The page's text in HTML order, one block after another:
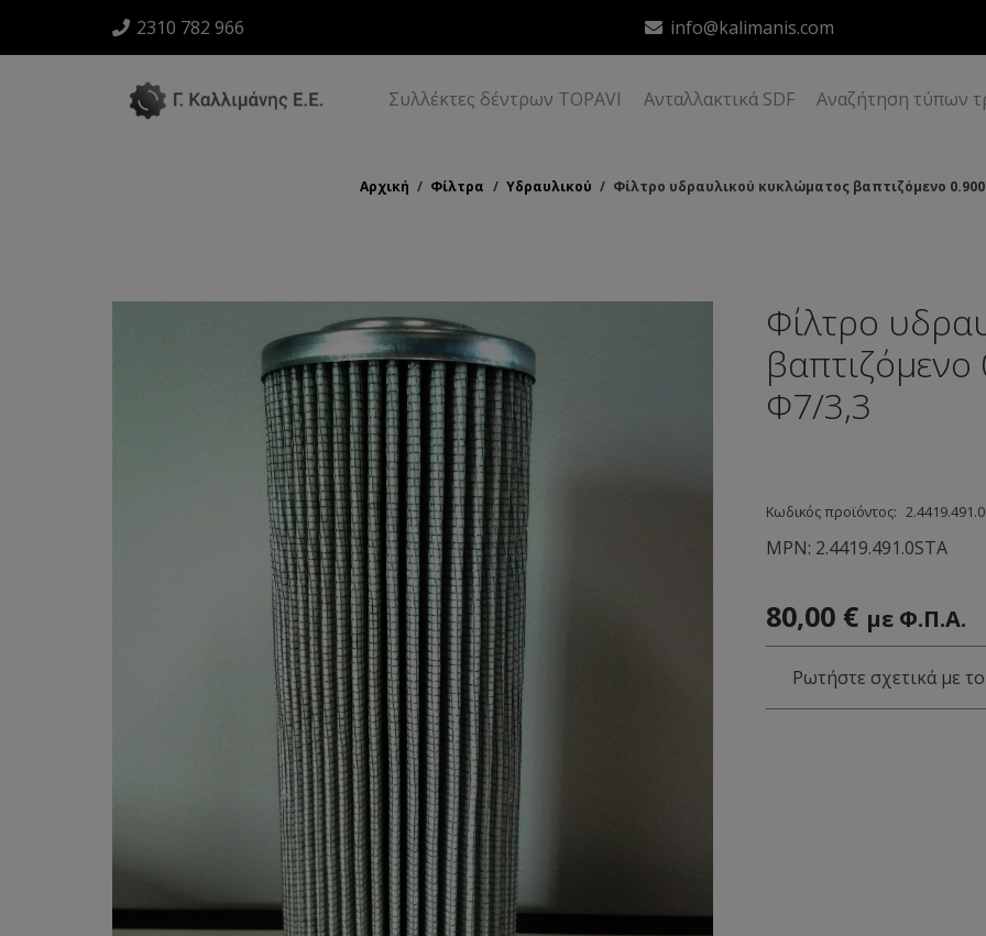
2310 782 966 info@kalimanis.com
Συλλέκτες δέντρων TOPAVI Ανταλλακτικά SDF Αναζήτηση τύπων
Αρχική / Φίλτρα / Υδραυλικού / Φίλτρο υδραυλικού κυκλώματος βαπτιζόμενο
Φίλτρο
Φ7/3,3
Κωδικός προϊόντος:
MPN: 2.4419.491.0STA
80,00 € με Φ.Π.Α.
Ρωτήστε σχετικά με